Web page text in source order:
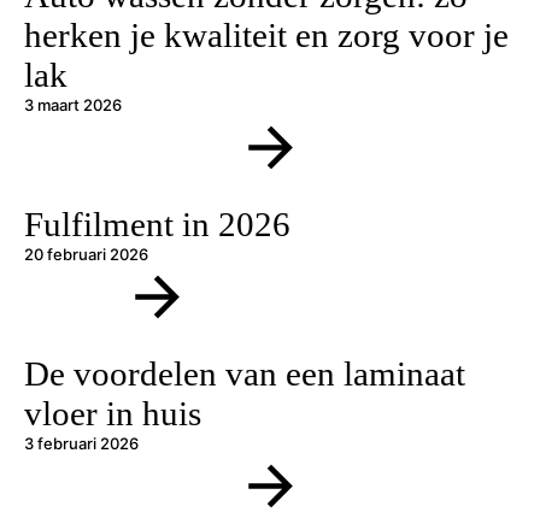
herken je kwaliteit en zorg voor je
lak
3 maart 2026
Fulfilment in 2026
20 februari 2026
De voordelen van een laminaat
vloer in huis
3 februari 2026